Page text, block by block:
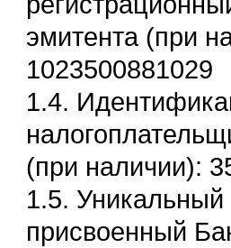
эмитента (при
1023500881029
1.4.
(при наличии):
1.5. Уникальный
присвоенный